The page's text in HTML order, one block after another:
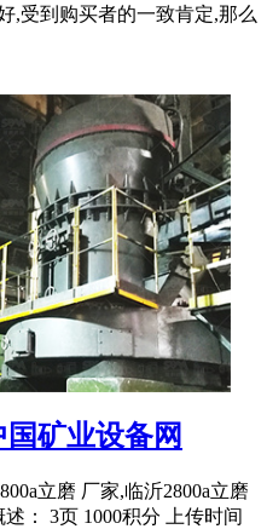
,受到购买者的一致肯定,那么
国矿业设备网
立磨 厂家,临沂2800a立磨
： 3页 1000积分 上传时间